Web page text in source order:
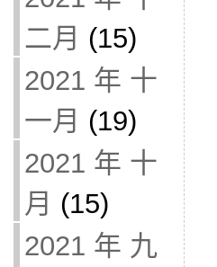
二月 (15)
2021 年 十
一月 (19)
2021 年 十
月 (15)
2021 年 九